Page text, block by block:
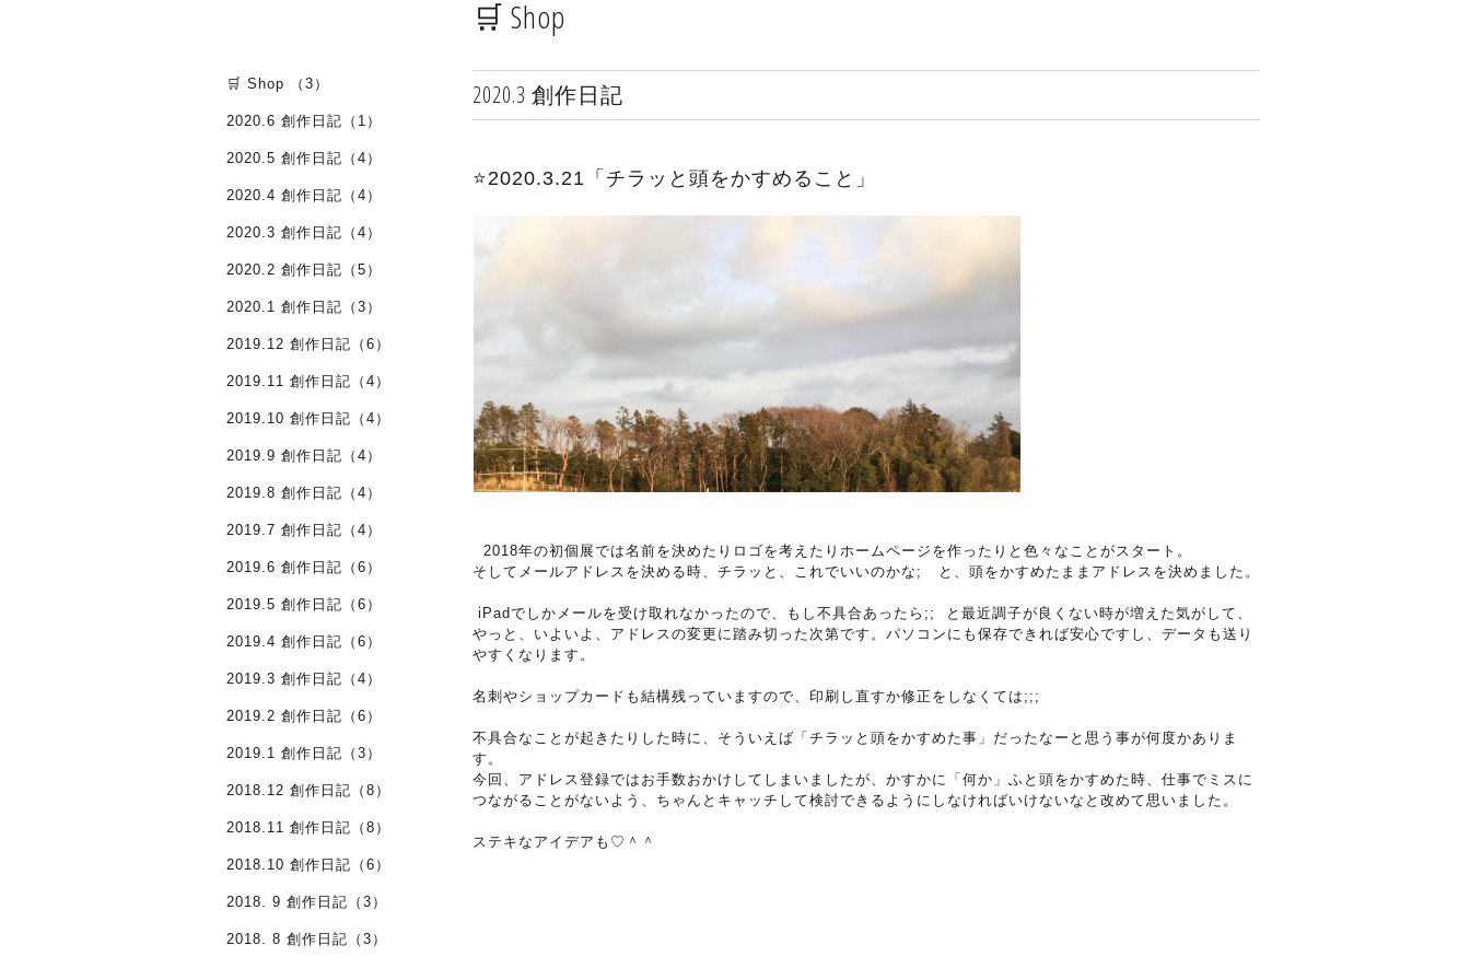
🛒 Shop
2020.3 創作日記
⭐️2020.3.21「チラッと頭をかすめること」
2018年の初個展では名前を決めたりロゴを考えたりホームページを作ったりと色々なことがスタート。
そしてメールアドレスを決める時、チラッと、これでいいのかな; と、頭をかすめたままアドレスを決めました。
iPadでしかメールを受け取れなかったので、もし不具合あったら;; と最近調子が良くない時が増えた気がして、
やっと、いよいよ、アドレスの変更に踏み切った次第です。パソコンにも保存できれば安心ですし、データも送り
やすくなります。
名刺やショップカードも結構残っていますので、印刷し直すか修正をしなくては;;;
不具合なことが起きたりした時に、そういえば「チラッと頭をかすめた事」だったなーと思う事が何度かありま
す。
今回、アドレス登録ではお手数おかけしてしまいましたが、かすかに「何か」ふと頭をかすめた時、仕事でミスに
つながることがないよう、ちゃんとキャッチして検討できるようにしなければいけないなと改めて思いました。
ステキなアイデアも♡＾＾
🛒 Shop （3）
2020.6 創作日記（1）
2020.5 創作日記（4）
2020.4 創作日記（4）
2020.3 創作日記（4）
2020.2 創作日記（5）
2020.1 創作日記（3）
2019.12 創作日記（6）
2019.11 創作日記（4）
2019.10 創作日記（4）
2019.9 創作日記（4）
2019.8 創作日記（4）
2019.7 創作日記（4）
2019.6 創作日記（6）
2019.5 創作日記（6）
2019.4 創作日記（6）
2019.3 創作日記（4）
2019.2 創作日記（6）
2019.1 創作日記（3）
2018.12 創作日記（8）
2018.11 創作日記（8）
2018.10 創作日記（6）
2018. 9 創作日記（3）
2018. 8 創作日記（3）